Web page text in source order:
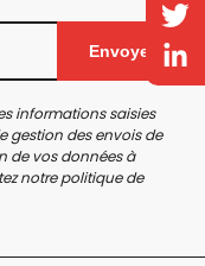
Envoyer
informations saisies
gestion des envois de
de vos données à
notrepolitique de